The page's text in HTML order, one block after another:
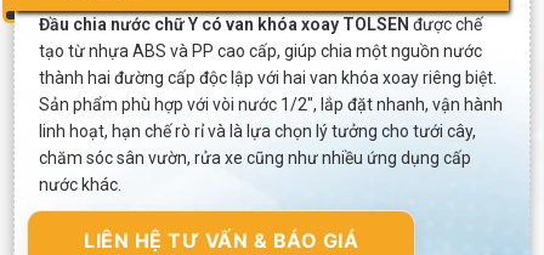
Đầu chia nước chữ Y có van khóa xoay TOLSEN được chế
tạo từ nhựa ABS và PP cao cấp, giúp chia một nguồn nước
thành hai đường cấp độc lập với hai van khóa xoay riêng biệt.
Sản phẩm phù hợp với vòi nước 1/2″, lắp đặt nhanh, vận hành
linh hoạt, hạn chế rò rỉ và là lựa chọn lý tưởng cho tưới cây,
chăm sóc sân vườn, rửa xe cũng như nhiều ứng dụng cấp
nước khác.
LIÊN HỆ TƯ VẤN & BÁO GIÁ